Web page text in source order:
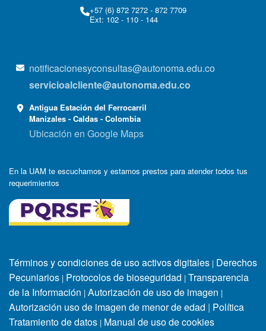
+57 (6) 872 7272 - 872 7709
Ext: 102 - 110 - 144
notificacionesyconsultas@autonoma.edu.co
servicioalcliente@autonoma.edu.co
Antigua Estación del Ferrocarril
Manizales - Caldas - Colombia
Ubicación en Google Maps
En la UAM te escuchamos y estamos prestos para atender todos tus
requerimientos
Términos y condiciones de uso activos digitales | Derechos
Pecuniarios | Protocolos de bioseguridad | Transparencia
de la Información | Autorización de uso de imagen |
Autorización uso de imagen de menor de edad | Política
Tratamiento de datos | Manual de uso de cookies